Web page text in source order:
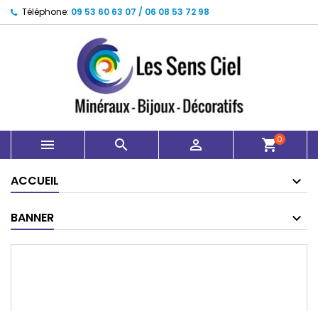
Téléphone: 09 53 60 63 07 / 06 08 53 72 98
   shopping_cart0
ACCUEIL
BANNER